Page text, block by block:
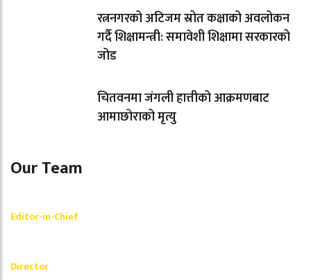
रत्ननगरको अटिजम स्रोत कक्षाको अवलोकन
गर्दै शिक्षामन्त्री: समावेशी शिक्षामा सरकारको
जोड
चितवनमा जंगली हात्तीको आक्रमणबाट
आमाछोराको मृत्यु
Our Team
Editor-in-Chief
Director